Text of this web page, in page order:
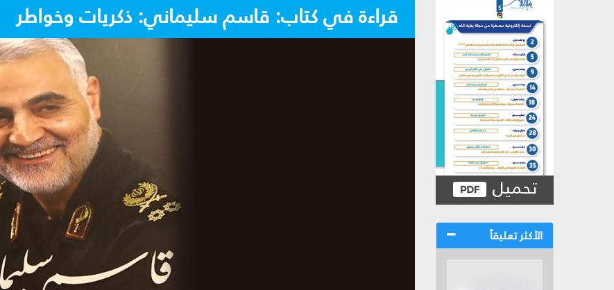
تحميل
الأكثر تعليقاً
قراءة في كتاب: قاسم سليماني: ذكريات وخواطر